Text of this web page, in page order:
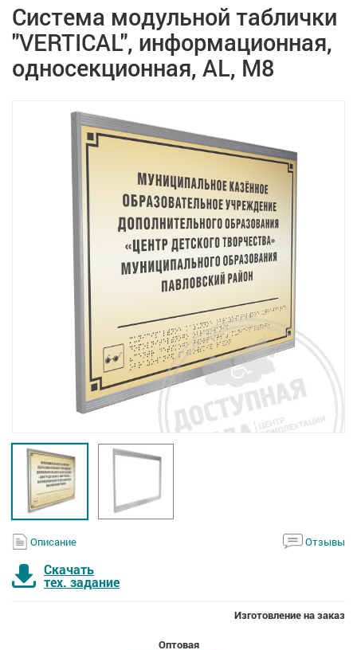
Система модульной таблички
"VERTICAL", информационная,
односекционная, AL, M8
Описание Отзывы
Скачать
тех. задание
Изготовление на заказ
Оптовая